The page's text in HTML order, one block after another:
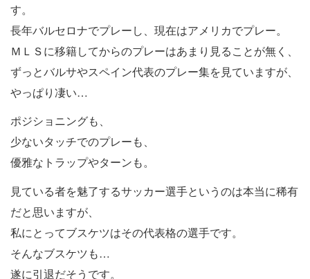
す。
長年バルセロナでプレーし、現在はアメリカでプレー。
ＭＬＳに移籍してからのプレーはあまり見ることが無く、
ずっとバルサやスペイン代表のプレー集を見ていますが、
やっぱり凄い…
ポジショニングも、
少ないタッチでのプレーも、
優雅なトラップやターンも。
見ている者を魅了するサッカー選手というのは本当に稀有
だと思いますが、
私にとってブスケツはその代表格の選手です。
そんなブスケツも…
遂に引退だそうです。